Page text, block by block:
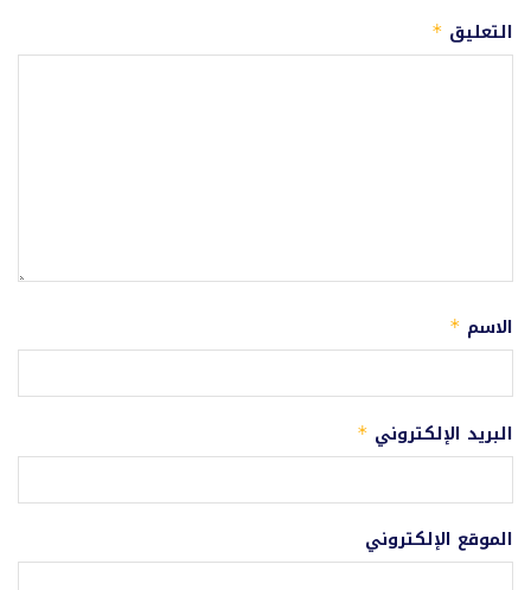
التعليق *
الاسم *
البريد الإلكتروني *
الموقع الإلكتروني